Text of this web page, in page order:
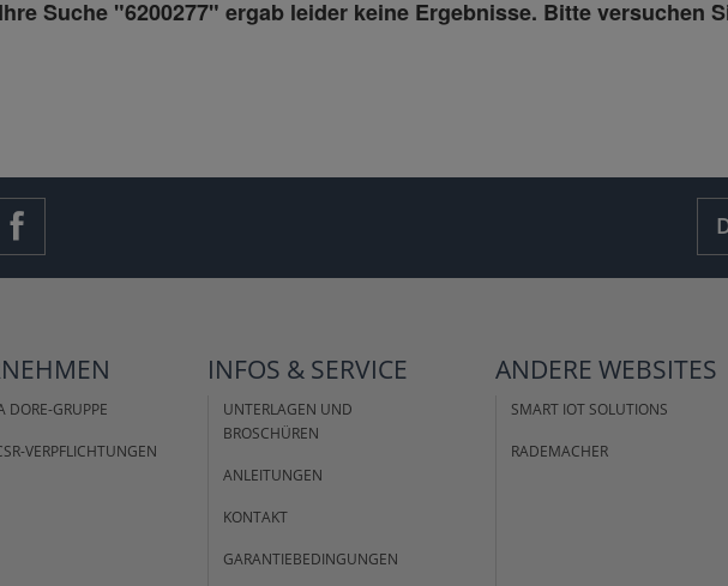
Ihre Suche "6200277" ergab leider keine Ergebnisse. Bitte versuchen
DORE-GRUPPE
VERPFLICHTUNGEN
INFOS & SERVICE
UNTERLAGEN UND
BROSCHÜREN
ANLEITUNGEN
KONTAKT
GARANTIEBEDINGUNGEN
ANDERE WEBSITES
SMART IOT SOLUTIONS
RADEMACHER